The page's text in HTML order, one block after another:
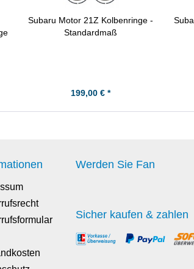
Subaru Motor 21Z Kolbenringe -
Standardmaß
199,00 € *
Werden Sie Fan
Sicher kaufen & zahlen